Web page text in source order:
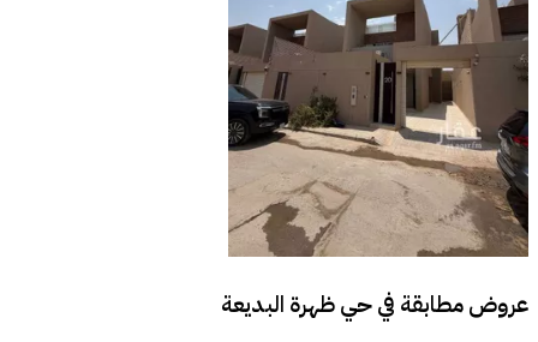
عروض مطابقة فيحي ظهرة البديعة